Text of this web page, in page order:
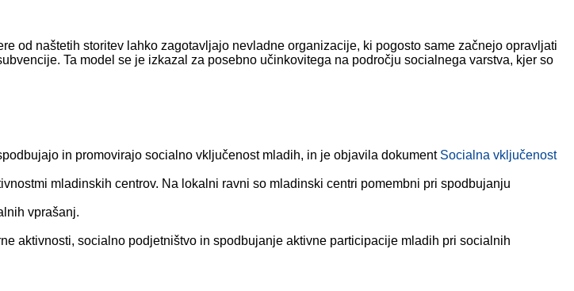
od naštetih storitev lahko zagotavljajo nevladne organizacije, ki pogosto same začnejo opravljati
Ta model se je izkazal za posebno učinkovitega na področju socialnega varstva, kjer so
in promovirajo socialno vključenost mladih, in je objavila dokument Socialna vključenost
mladinskih centrov. Na lokalni ravni so mladinski centri pomembni pri spodbujanju
vprašanj.
aktivnosti, socialno podjetništvo in spodbujanje aktivne participacije mladih pri socialnih